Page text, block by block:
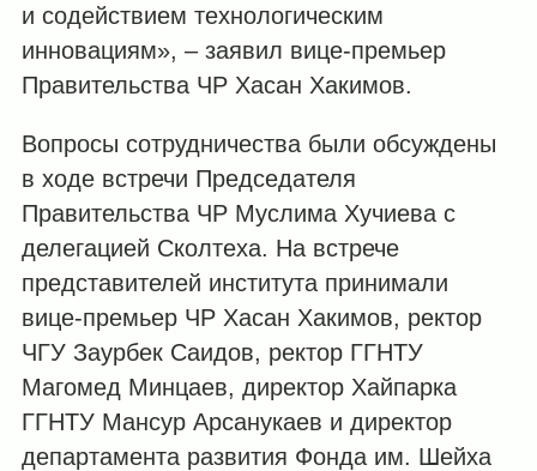
и содействием технологическим
инновациям», – заявил вице-премьер
Правительства ЧР Хасан Хакимов.
Вопросы сотрудничества были обсуждены
в ходе встречи Председателя
Правительства ЧР Муслима Хучиева с
делегацией Сколтеха. На встрече
представителей института принимали
вице-премьер ЧР Хасан Хакимов, ректор
ЧГУ Заурбек Саидов, ректор ГГНТУ
Магомед Минцаев, директор Хайпарка
ГГНТУ Мансур Арсанукаев и директор
департамента развития Фонда им. Шейха